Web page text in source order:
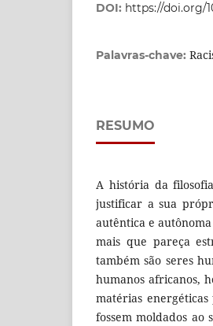
DOI: https://doi.org/
Palavras-chave:
RESUMO
A história da
justificar a sua
autêntica e
mais que pareça
também são seres
humanos africanos,
matérias
fossem moldados ao